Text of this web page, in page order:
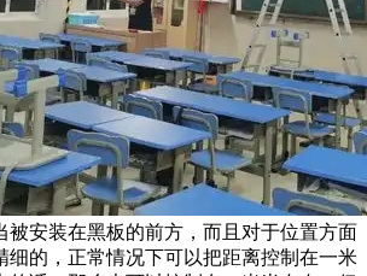
安装在黑板的前方，而且对于位置方面
细的，正常情况下可以把距离控制在一米